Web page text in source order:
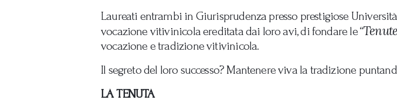
Laureati entrambi in Giurisprudenza presso prestigiose
vocazione vitivinicola ereditata dai loro avi, di fondare le “
vocazione e tradizione vitivinicola.
Il segreto del loro successo? Mantenere viva la tradizione
LA TENUTA